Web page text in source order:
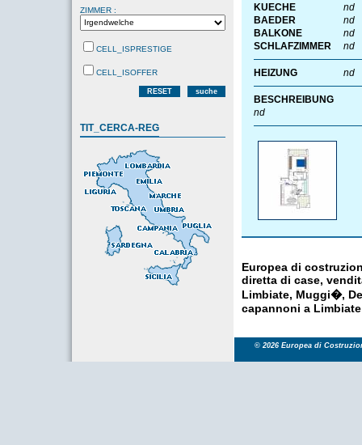
ZIMMER :
CELL_ISPRESTIGE
CELL_ISOFFER
RESET suche
TIT_CERCA-REG
KUECHE
nd
BAEDER
nd
BALKONE
nd
SCHLAFZIMMER
nd
HEIZUNG nd
BESCHREIBUNG
nd
Europea di
diretta di case,
Limbiate, Muggi�,
capannoni a Limbiate
© 2026 Europea di